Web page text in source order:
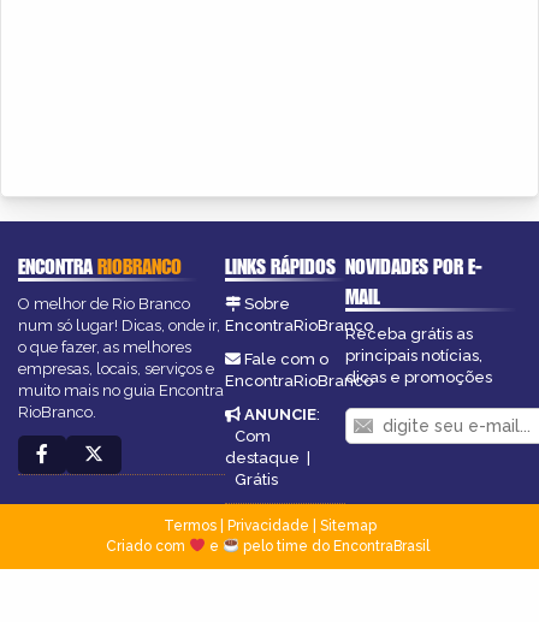
ENCONTRARIOBRANCO
O melhor de Rio Branco
num só lugar! Dicas, onde ir,
o que fazer, as melhores
empresas, locais, serviços e
muito mais no guia Encontra
RioBranco.
LINKS RÁPIDOS
Sobre
EncontraRioBranco
Fale com o
EncontraRioBranco
ANUNCIE:
Com
destaque
Grátis
NOVIDADES POR E-
MAIL
Receba grátis as
principais notícias,
dicas e promoções
Termos| Privacidade
Sitemap
Criado com
e pelo time do EncontraBrasil